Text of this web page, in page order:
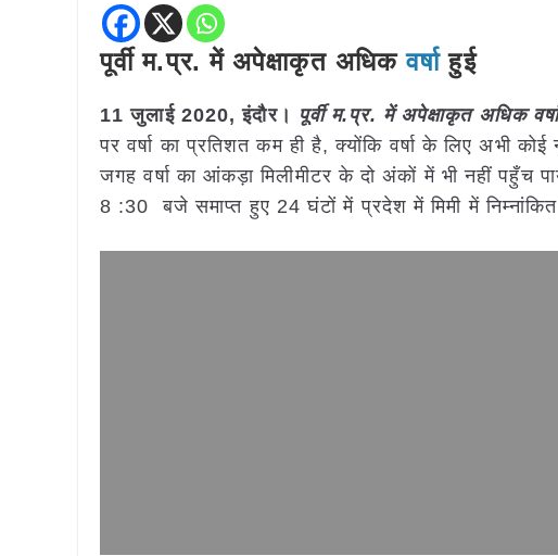
पूर्वी म.प्र. में अपेक्षाकृत अधिकवर्षाहुई
11 जुलाई 2020, इंदौर। पूर्वी म.प्र. में अपेक्षाकृत अधिक
पर वर्षा का प्रतिशत कम ही है, क्योंकि वर्षा के लिए अभी
जगह वर्षा का आंकड़ा मिलीमीटर के दो अंकों में भी नहीं पहुँच
8 :30 बजे समाप्त हुए 24 घंटों में प्रदेश में मिमी में निम्नांकित